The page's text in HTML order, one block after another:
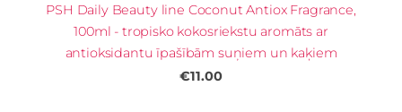
PSH Daily Beauty line Coconut Antiox Fragrance,
100ml - tropisko kokosriekstu aromāts ar
antioksidantu īpašībām suņiem un kaķiem
€11.00